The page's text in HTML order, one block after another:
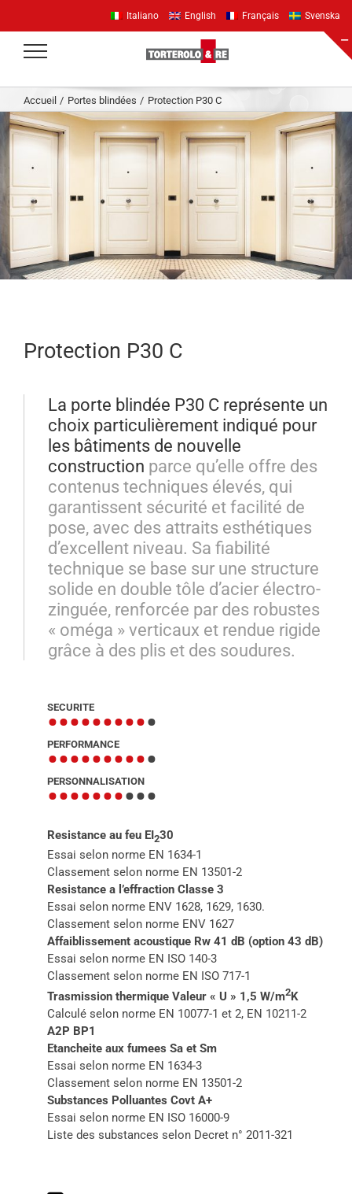
contenu
Accueil Portes blindées Protection P30 C
Protection P30 C
La porte blindée P30 C représente un
choix particulièrement indiqué pour
les bâtiments de nouvelle
construction parce qu’elle offre des
contenus techniques élevés, qui
garantissent sécurité et facilité de
pose, avec des attraits esthétiques
d’excellent niveau. Sa fiabilité
technique se base sur une structure
solide en double tôle d’acier électro-
zinguée, renforcée par des robustes
« oméga » verticaux et rendue rigide
grâce à des plis et des soudures.
SECURITE
••••••••••
PERFORMANCE
••••••••••
PERSONNALISATION
••••••••••
Resistance au feu EI230
Essai selon norme EN 1634-1
Classement selon norme EN 13501-2
Resistance a l’effraction Classe 3
Essai selon norme ENV 1628, 1629, 1630.
Classement selon norme ENV 1627
Affaiblissement acoustique Rw 41 dB (option 43 dB)
Essai selon norme EN ISO 140-3
Classement selon norme EN ISO 717-1
Trasmission thermique Valeur « U » 1,5 W/m2K
Calculé selon norme EN 10077-1 et 2, EN 10211-2
A2P BP1
Etancheite aux fumees Sa et Sm
Essai selon norme EN 1634-3
Classement selon norme EN 13501-2
Substances Polluantes Covt A+
Essai selon norme EN ISO 16000-9
Liste des substances selon Decret n° 2011-321
Italiano English Français Svenska